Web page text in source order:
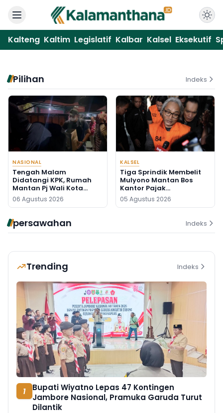
Kalteng Kaltim Legislatif Kalbar Kalsel Eksekutif
Pilihan Indeks
NASIONAL
Tengah Malam
Didatangi KPK, Rumah
Mantan Pj Wali Kota
Digeledah, Empat Koper
Dibawa
06 Agustus 2026
KALSEL
Tiga Sprindik Membelit
Mulyono Mantan Bos
Kantor Pajak
Banjarmasin
05 Agustus 2026
persawahan Indeks
Trending Indeks
1
Bupati Wiyatno Lepas 47 Kontingen
Jambore Nasional, Pramuka Garuda Turut
Dilantik